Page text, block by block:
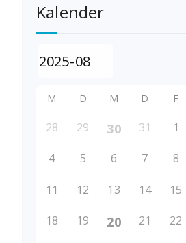
Kalender
M D M D F
28 29 30 31 1
4 5 6 7 8
11 12 13 14 15
18 19 20 21 22